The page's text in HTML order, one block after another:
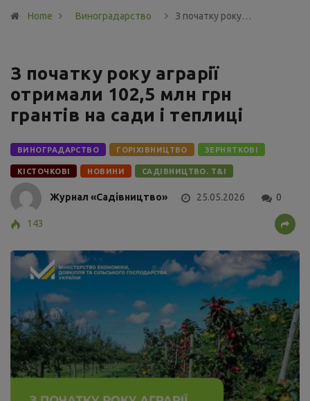
З початку року аграрії
отримали 102,5 млн грн
грантів на сади і теплиці
ВИНОГРАДАРСТВО ГОРІХІВНИЦТВО ЗЕРНЯТКОВІ
КІСТОЧКОВІ
0